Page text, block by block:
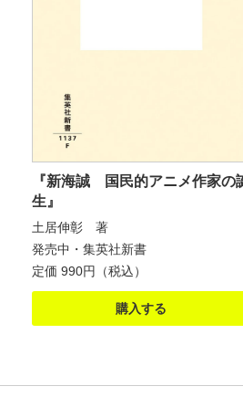
『新海誠 国民的アニメ作家の
生』
土居伸彰 著
発売中・集英社新書
定価 990円（税込）
購入する